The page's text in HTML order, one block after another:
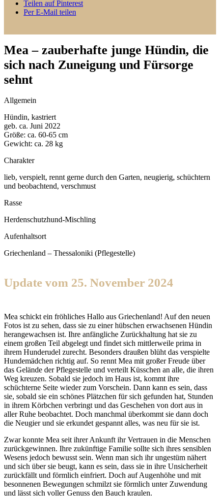
Teilen auf Pinterest
Per E-Mail teilen
Mea – zauberhafte junge Hündin, die
sich nach Zuneigung und Fürsorge
sehnt
Allgemein
Hündin, kastriert
geb. ca. Juni 2022
Größe: ca. 60-65 cm
Gewicht: ca. 28 kg
Charakter
lieb, verspielt, rennt gerne durch den Garten, neugierig, schüchtern
und beobachtend, verschmust
Rasse
Herdenschutzhund-Mischling
Aufenhaltsort
Griechenland – Thessaloniki (Pflegestelle)
Update vom 25. November 2024
Mea schickt ein fröhliches Hallo aus Griechenland! Auf den neuen
Fotos ist zu sehen, dass sie zu einer hübschen erwachsenen Hündin
herangewachsen ist. Ihre anfängliche Zurückhaltung hat sie zu
einem großen Teil abgelegt und findet sich mittlerweile prima in
ihrem Hunderudel zurecht. Besonders draußen blüht das verspielte
Hundemädchen richtig auf. So rennt Mea mit großer Freude über
das Gelände der Pflegestelle und verteilt Küsschen an alle, die ihren
Weg kreuzen. Sobald sie jedoch im Haus ist, kommt ihre
schüchterne Seite wieder zum Vorschein. Dann kann es sein, dass
sie, sobald sie ein schönes Plätzchen für sich gefunden hat, Stunden
in ihrem Körbchen verbringt und das Geschehen von dort aus in
aller Ruhe beobachtet. Doch manchmal überkommt sie dann doch
die Neugier und sie erkundet gespannt alles, was neu für sie ist.
Zwar konnte Mea seit ihrer Ankunft ihr Vertrauen in die Menschen
zurückgewinnen. Ihre zukünftige Familie sollte sich ihres sensiblen
Wesens jedoch bewusst sein. Wenn man sich ihr ungestüm nähert
und sich über sie beugt, kann es sein, dass sie in ihre Unsicherheit
zurückfällt und förmlich einfriert. Doch auf Augenhöhe und mit
besonnenen Bewegungen schmilzt sie förmlich unter Zuwendung
und lässt sich voller Genuss den Bauch kraulen.